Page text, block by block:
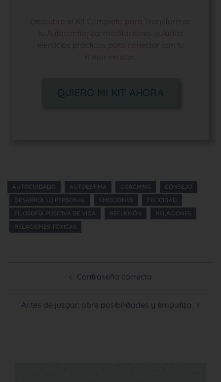
QUIERO MI KIT AHORA
AUTOCUIDADO AUTOESTIMA COACHING
CONSEJO
DESARROLLO PERSONAL
EMOCIONES
FELICIDAD
FILOSOFÍA POSITIVA DE VIDA
REFLEXIÓN
RELACIONES
RELACIONES TOXICAS
Contraseña correcta
Antes de juzgar, abre posibilidades y empatiza